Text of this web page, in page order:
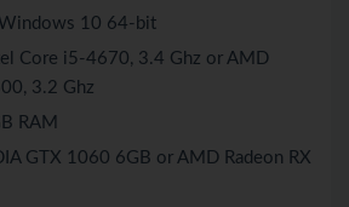
Windows 10 64-bit
Core i5-4670, 3.4 Ghz or AMD
3.2 Ghz
RAM
GTX 1060 6GB or AMD Radeon RX